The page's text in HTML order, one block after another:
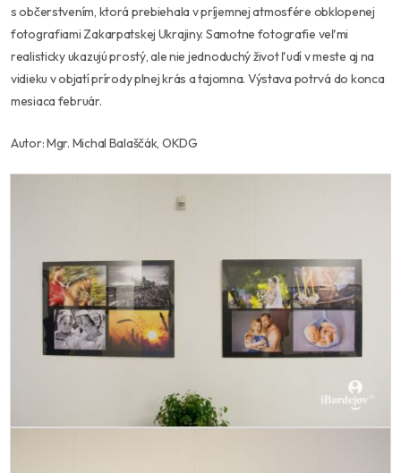
s občerstvením, ktorá prebiehala v príjemnej atmosfére obklopenej
fotografiami Zakarpatskej Ukrajiny. Samotne fotografie veľmi
realisticky ukazujú prostý, ale nie jednoduchý život ľudí v meste aj na
vidieku v objatí prírody plnej krás a tajomna. Výstava potrvá do konca
mesiaca február.
Autor: Mgr. Michal Balaščák, OKDG